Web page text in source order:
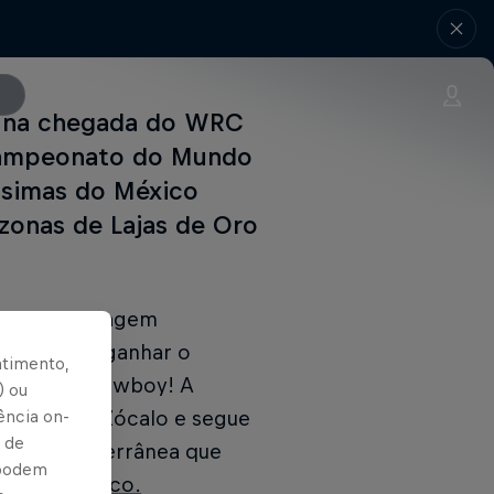
chegada do WRC
do Mundo
do México
de Lajas de Oro
cavalagem
para ganhar o
de cowboy! A
Praça Zócalo e segue
subterrânea que
do México.
ou
on-
de